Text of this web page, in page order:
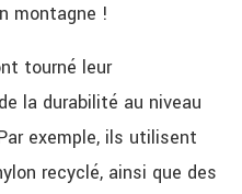
montagne !
tourné leur
la durabilité au niveau
exemple, ils utilisent
recyclé, ainsi que des